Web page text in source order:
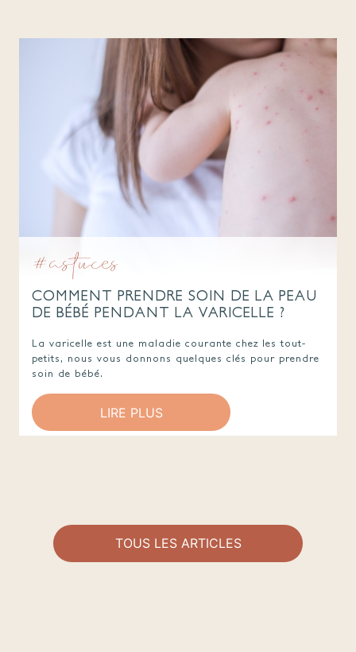
#astuces
COMMENT PRENDRE SOIN DE LA PEAU
DE BÉBÉ PENDANT LA VARICELLE ?
La varicelle est une maladie courante chez les tout-
petits, nous vous donnons quelques clés pour prendre
soin de bébé.
LIRE PLUS
TOUS LES ARTICLES